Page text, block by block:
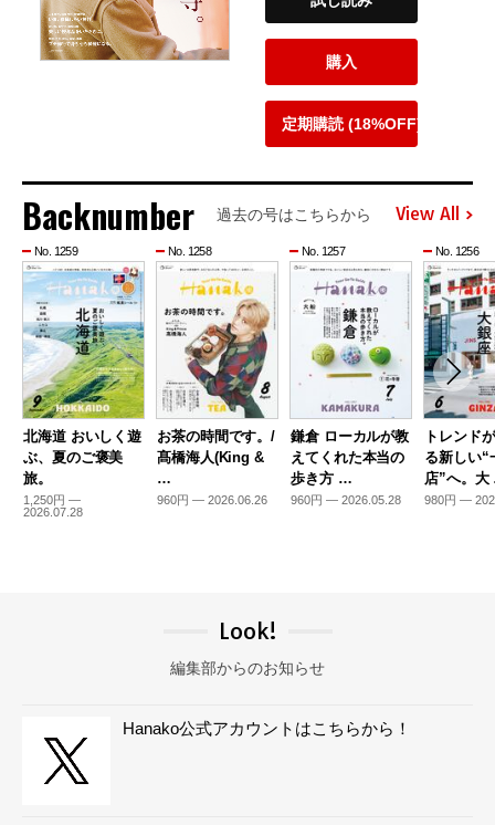
購入
定期購読 (18%OFF)
Backnumber 過去の号はこちらから View All
No. 1259
北海道 おいしく遊
ぶ、夏のご褒美
旅。
1,250円 —
2026.07.28
No. 1258
お茶の時間です。/
髙橋海人(King &
…
960円 — 2026.06.26
No. 1257
鎌倉 ローカルが教
えてくれた本当の
歩き方 …
960円 — 2026.05.28
No. 1256
トレンド
る新しい“
店”へ。
980円 —
Look!
編集部からのお知らせ
Hanako公式アカウントはこちらから！